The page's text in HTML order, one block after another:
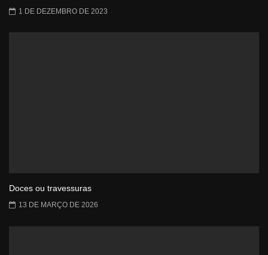
1 DE DEZEMBRO DE 2023
Doces ou travessuras
13 DE MARÇO DE 2026